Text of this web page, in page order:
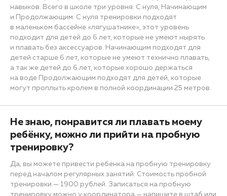
навыков. Всего в школе три уровня: С нуля, Начинающим
и Продолжающим. С нуля тренировки подходят
в маленьком бассейне «лягушатнике», этот уровень
подходит для детей до 6 лет, которые не умеют нырять
и плавать без аксессуаров. Начинающим подходят для
детей старше 6 лет, которые не умеют технично плавать,
а так же детей до 6 лет, которые хорошо держаться
на воде Продолжающим подходят для детей, которые
могут проплыть кролем в полной координации 25 метров.
Не знаю, понравится ли плавать моему
ребёнку, можно ли прийти на пробную
тренировку?
Да, вы можете привести ребёнка на пробную тренировку
перед началом регулярных занятий. Стоимость пробной
тренировки — 1900 рублей. Записаться на пробную
тренировку можно у координатора — напишите в штаб или